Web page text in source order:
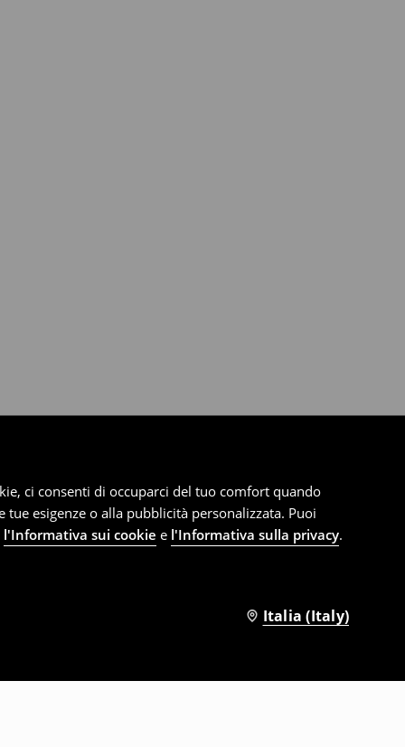
ci consenti di occuparci del tuo comfort quando
esigenze o alla pubblicità personalizzata. Puoi
l'Informativa sui cookie e l'Informativa sulla privacy.
Italia (Italy)